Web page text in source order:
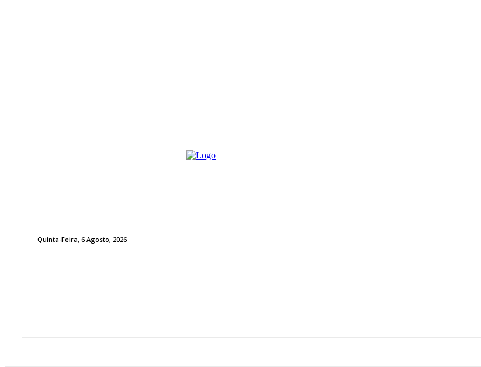
Quinta-Feira, 6 Agosto, 2026